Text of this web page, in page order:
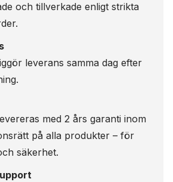
och tillverkade enligt strikta
leverans samma dag efter
med 2 års garanti inom
på alla produkter – för
säkerhet.